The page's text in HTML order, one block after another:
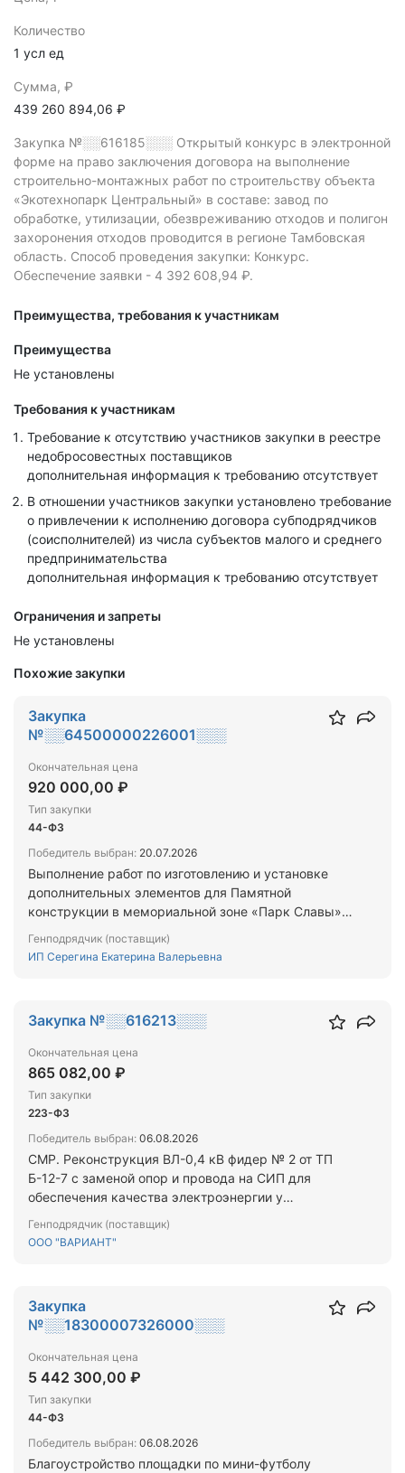
Количество
1 усл ед
Сумма, ₽
439 260 894,06 ₽
Закупка №░░616185░░░ Открытый конкурс в электронной
форме на право заключения договора на выполнение
строительно-монтажных работ по строительству объекта
«Экотехнопарк Центральный» в составе: завод по
обработке, утилизации, обезвреживанию отходов и полигон
захоронения отходов проводится в регионе Тамбовская
область. Способ проведения закупки: Конкурс.
Обеспечение заявки - 4 392 608,94 ₽.
Преимущества, требования к участникам
Преимущества
Не установлены
Требования к участникам
Требование к отсутствию участников закупки в реестре
недобросовестных поставщиков
дополнительная информация к требованию отсутствует
В отношении участников закупки установлено требование
о привлечении к исполнению договора субподрядчиков
(соисполнителей) из числа субъектов малого и среднего
предпринимательства
дополнительная информация к требованию отсутствует
Ограничения и запреты
Не установлены
Похожие закупки
Закупка
№░░64500000226001░░░
Окончательная цена
920 000,00 ₽
Тип закупки
44-ФЗ
Победитель выбран: 20.07.2026
Выполнение работ по изготовлению и установке
дополнительных элементов для Памятной
конструкции в мемориальной зоне «Парк Славы»
Тамбовской области.
Генподрядчик (поставщик)
ИП Серегина Екатерина Валерьевна
Закупка №░░616213░░░
Окончательная цена
865 082,00 ₽
Тип закупки
223-ФЗ
Победитель выбран: 06.08.2026
СМР. Реконструкция ВЛ-0,4 кВ фидер № 2 от ТП
Б-12-7 с заменой опор и провода на СИП для
обеспечения качества электроэнергии у
Генподрядчик (поставщик)
ООО "ВАРИАНТ"
Закупка
№░░18300007326000░░░
Окончательная цена
5 442 300,00 ₽
Тип закупки
44-ФЗ
Победитель выбран: 06.08.2026
Благоустройство площадки по мини-футболу